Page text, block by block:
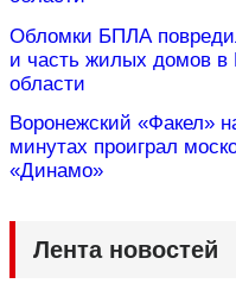
Обломки БПЛА
и часть жилых домов в
области
Воронежский «Факел»
минутах проиграл
«Динамо»
Лента новостей